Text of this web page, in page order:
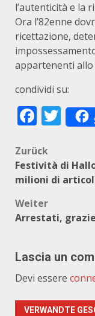
l’autenticità e la
Ora l’82enne
ricettazione,
appartenenti allo
condividi su:
Zurück
Festività di
milioni di
Weiter
Arrestati,
Lascia un
Devi essere
VERWANDTE